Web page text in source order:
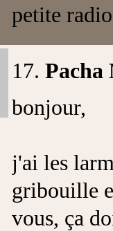
petite
17. Pacha
bonjour,
j'ai les
gribouille
vous, ça